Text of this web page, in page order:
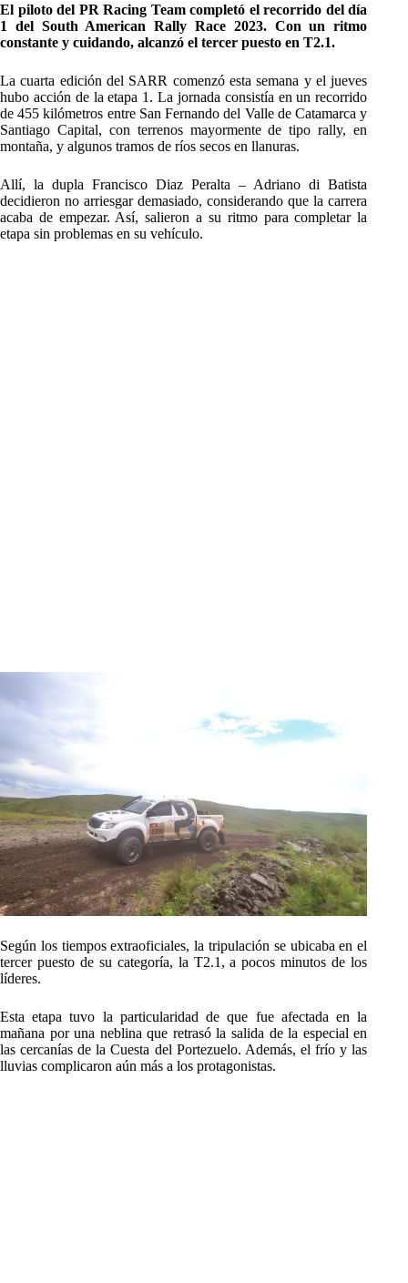
El piloto del PR Racing Team completó el recorrido del día
1 del South American Rally Race 2023. Con un ritmo
constante y cuidando, alcanzó el tercer puesto en T2.1.
La cuarta edición del SARR comenzó esta semana y el jueves
hubo acción de la etapa 1. La jornada consistía en un recorrido
de 455 kilómetros entre San Fernando del Valle de Catamarca y
Santiago Capital, con terrenos mayormente de tipo rally, en
montaña, y algunos tramos de ríos secos en llanuras.
Allí, la dupla Francisco Diaz Peralta – Adriano di Batista
decidieron no arriesgar demasiado, considerando que la carrera
acaba de empezar. Así, salieron a su ritmo para completar la
etapa sin problemas en su vehículo.
Según los tiempos extraoficiales, la tripulación se ubicaba en el
tercer puesto de su categoría, la T2.1, a pocos minutos de los
líderes.
Esta etapa tuvo la particularidad de que fue afectada en la
mañana por una neblina que retrasó la salida de la especial en
las cercanías de la Cuesta del Portezuelo. Además, el frío y las
lluvias complicaron aún más a los protagonistas.